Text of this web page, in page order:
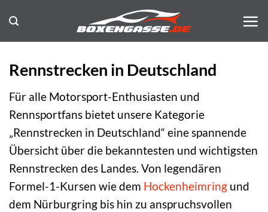
Inhalt
springen
Rennstrecken in Deutschland
Für alle Motorsport-Enthusiasten und
Rennsportfans bietet unsere Kategorie
„Rennstrecken in Deutschland“ eine spannende
Übersicht über die bekanntesten und wichtigsten
Rennstrecken des Landes. Von legendären
Formel-1-Kursen wie dem Hockenheimring und
dem Nürburgring bis hin zu anspruchsvollen